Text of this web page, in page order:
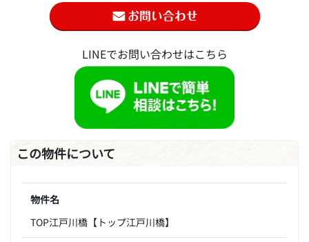
LINEでお問い合わせはこちら
この物件について
物件名
TOP江戸川橋【トップ江戸川橋】